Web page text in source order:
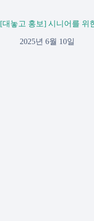
[대놓고 홍보] 시니어를 위
2025년 6월 10일